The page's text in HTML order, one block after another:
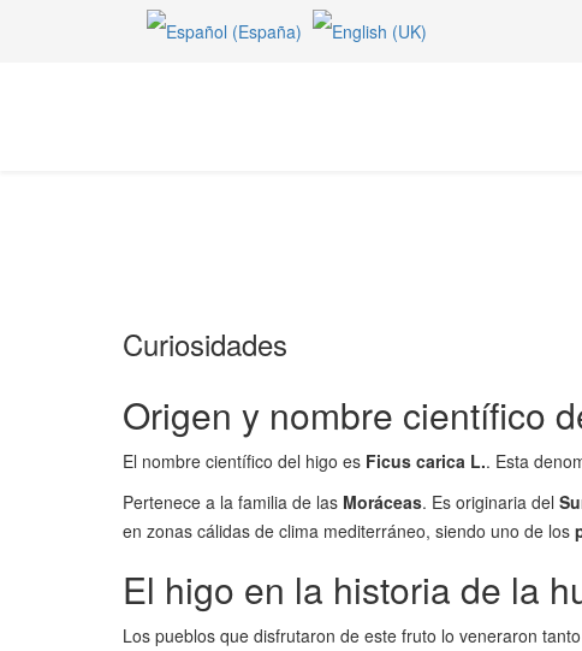
Curiosidades
Origen y nombre científico
El nombre científico del higo es Ficus carica L.. Esta
Pertenece a la familia de las Moráceas. Es originaria del
en zonas cálidas de clima mediterráneo, siendo uno de los
El higo en la historia de la
Los pueblos que disfrutaron de este fruto lo veneraron